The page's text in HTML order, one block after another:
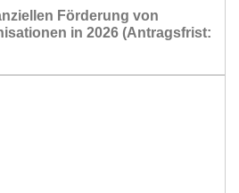
Förderung von
in 2026 (Antragsfrist: